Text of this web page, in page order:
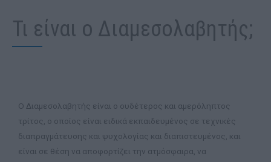
Τι είναι ο Διαμεσολαβητής;
Ο Διαμεσολαβητής είναι ο ουδέτερος και αμερόληπτος
τρίτος, ο οποίος είναι ειδικά εκπαιδευμένος σε τεχνικές
διαπραγμάτευσης και ψυχολογίας και διαπιστευμένος, και
είναι σε θέση να αποφορτίζει την ατμόσφαιρα, να